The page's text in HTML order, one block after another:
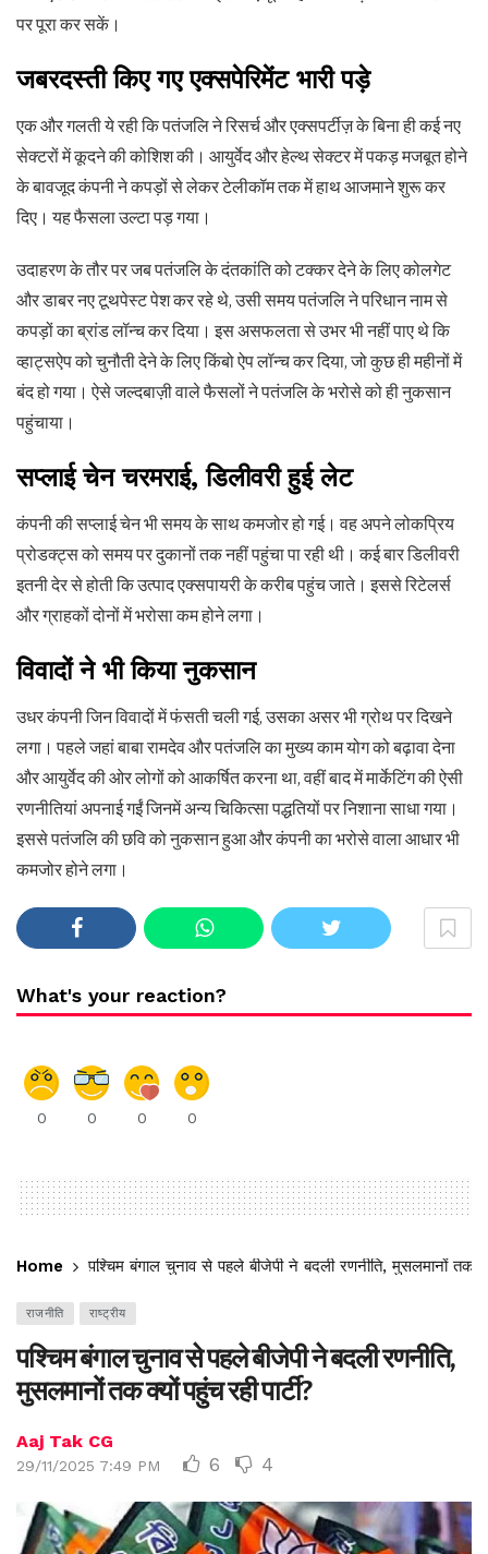
पर पूरा कर सकें।
जबरदस्ती किए गए एक्सपेरिमेंट भारी पड़े
एक और गलती ये रही कि पतंजलि ने रिसर्च और एक्सपर्टीज़ के बिना ही कई नए
सेक्टरों में कूदने की कोशिश की। आयुर्वेद और हेल्थ सेक्टर में पकड़ मजबूत होने
के बावजूद कंपनी ने कपड़ों से लेकर टेलीकॉम तक में हाथ आजमाने शुरू कर
दिए। यह फैसला उल्टा पड़ गया।
उदाहरण के तौर पर जब पतंजलि के दंतकांति को टक्कर देने के लिए कोलगेट
और डाबर नए टूथपेस्ट पेश कर रहे थे, उसी समय पतंजलि ने परिधान नाम से
कपड़ों का ब्रांड लॉन्च कर दिया। इस असफलता से उभर भी नहीं पाए थे कि
व्हाट्सऐप को चुनौती देने के लिए किंबो ऐप लॉन्च कर दिया, जो कुछ ही महीनों में
बंद हो गया। ऐसे जल्दबाज़ी वाले फैसलों ने पतंजलि के भरोसे को ही नुकसान
पहुंचाया।
सप्लाई चेन चरमराई, डिलीवरी हुई लेट
कंपनी की सप्लाई चेन भी समय के साथ कमजोर हो गई। वह अपने लोकप्रिय
प्रोडक्ट्स को समय पर दुकानों तक नहीं पहुंचा पा रही थी। कई बार डिलीवरी
इतनी देर से होती कि उत्पाद एक्सपायरी के करीब पहुंच जाते। इससे रिटेलर्स
और ग्राहकों दोनों में भरोसा कम होने लगा।
विवादों ने भी किया नुकसान
उधर कंपनी जिन विवादों में फंसती चली गई, उसका असर भी ग्रोथ पर दिखने
लगा। पहले जहां बाबा रामदेव और पतंजलि का मुख्य काम योग को बढ़ावा देना
और आयुर्वेद की ओर लोगों को आकर्षित करना था, वहीं बाद में मार्केटिंग की ऐसी
रणनीतियां अपनाई गईं जिनमें अन्य चिकित्सा पद्धतियों पर निशाना साधा गया।
इससे पतंजलि की छवि को नुकसान हुआ और कंपनी का भरोसे वाला आधार भी
कमजोर होने लगा।
What's your reaction?
0 0 0 0
Home पश्चिम बंगाल चुनाव से पहले बीजेपी ने बदली रणनीति, मुसलमानों तक
राजनीति राष्ट्रीय
पश्चिम बंगाल चुनाव से पहले बीजेपी ने बदली रणनीति,
मुसलमानों तक क्यों पहुंच रही पार्टी?
Aaj Tak CG
29/11/2025 7:49 PM 6 4